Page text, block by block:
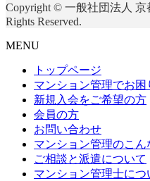
Copyright © 一般社団法人
Rights Reserved.
MENU
トップページ
マンション管理でお困
新規入会をご希望の方
会員の方
お問い合わせ
マンション管理のこん
ご相談と派遣について
マンション管理士につ